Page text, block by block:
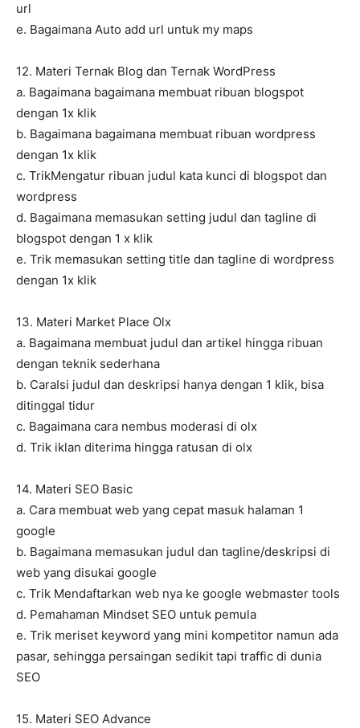
url
e. Bagaimana Auto add url untuk my maps
12. Materi Ternak Blog dan Ternak WordPress
a. Bagaimana bagaimana membuat ribuan blogspot
dengan 1x klik
b. Bagaimana bagaimana membuat ribuan wordpress
dengan 1x klik
c. TrikMengatur ribuan judul kata kunci di blogspot dan
wordpress
d. Bagaimana memasukan setting judul dan tagline di
blogspot dengan 1 x klik
e. Trik memasukan setting title dan tagline di wordpress
dengan 1x klik
13. Materi Market Place Olx
a. Bagaimana membuat judul dan artikel hingga ribuan
dengan teknik sederhana
b. CaraIsi judul dan deskripsi hanya dengan 1 klik, bisa
ditinggal tidur
c. Bagaimana cara nembus moderasi di olx
d. Trik iklan diterima hingga ratusan di olx
14. Materi SEO Basic
a. Cara membuat web yang cepat masuk halaman 1
google
b. Bagaimana memasukan judul dan tagline/deskripsi di
web yang disukai google
c. Trik Mendaftarkan web nya ke google webmaster tools
d. Pemahaman Mindset SEO untuk pemula
e. Trik meriset keyword yang mini kompetitor namun ada
pasar, sehingga persaingan sedikit tapi traffic di dunia
SEO
15. Materi SEO Advance